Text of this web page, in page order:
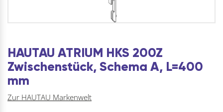
HAUTAU ATRIUM HKS 200Z
Zwischenstück, Schema A, L=400
mm
Zur HAUTAU Markenwelt